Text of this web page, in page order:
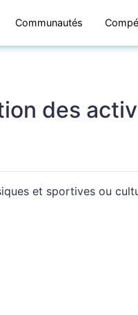
Communautés
des
et sportives ou